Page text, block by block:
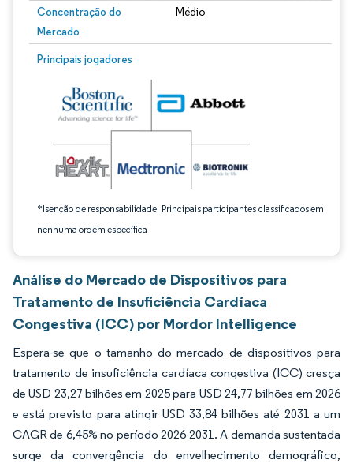
Concentração do
Mercado
Médio
Principais jogadores
*Isenção de responsabilidade: Principais participantes classificados em
nenhuma ordem específica
Imagem © Mordor Intelligence. O reuso requer atribuição conforme CC BY 4.0.
Análise do Mercado de Dispositivos para
Tratamento de Insuficiência Cardíaca
Congestiva (ICC) por Mordor Intelligence
Espera-se que o tamanho do mercado de dispositivos para
tratamento de insuficiência cardíaca congestiva (ICC) cresça
de USD 23,27 bilhões em 2025 para USD 24,77 bilhões em 2026
e está previsto para atingir USD 33,84 bilhões até 2031 a um
CAGR de 6,45% no período 2026-2031. A demanda sustentada
surge da convergência do envelhecimento demográfico,